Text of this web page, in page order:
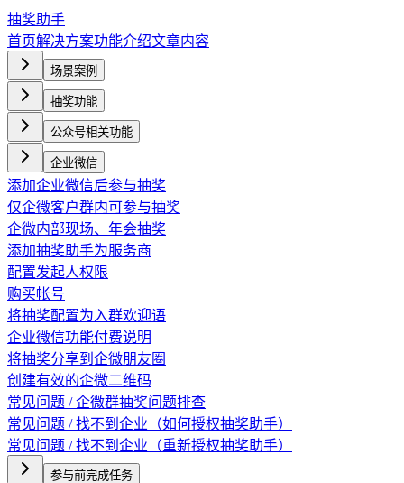
抽奖助手
首页解决方案功能介绍文章内容
场景案例
抽奖功能
公众号相关功能
企业微信
添加企业微信后参与抽奖
仅企微客户群内可参与抽奖
企微内部现场、年会抽奖
添加抽奖助手为服务商
配置发起人权限
购买帐号
将抽奖配置为入群欢迎语
企业微信功能付费说明
将抽奖分享到企微朋友圈
创建有效的企微二维码
常见问题 / 企微群抽奖问题排查
常见问题 / 找不到企业（如何授权抽奖助手）
常见问题 / 找不到企业（重新授权抽奖助手）
参与前完成任务